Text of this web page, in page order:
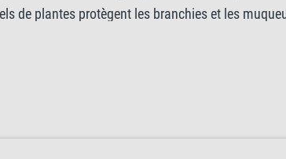
de plantes protègent les branchies et les
En outre, l'apport d'iode stimule la vitalité et
également la croissance de bactéries
Rapidement soluble et facile à utiliser, la
veillez simplement à éteindre l'écumeur de